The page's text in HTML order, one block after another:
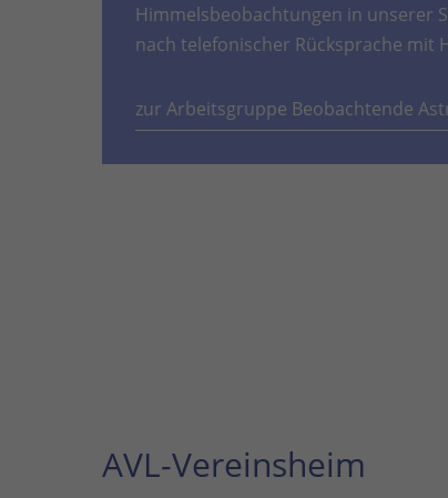
Himmelsbeobachtungen in unserer
nach telefonischer Rücksprache mit
zur Arbeitsgruppe Beobachtende
AVL-Vereinsheim